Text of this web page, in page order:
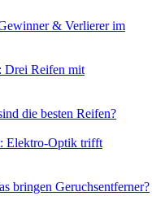
& Verlierer im
Drei Reifen mit
die besten Reifen?
Elektro-Optik trifft
bringen Geruchsentferner?